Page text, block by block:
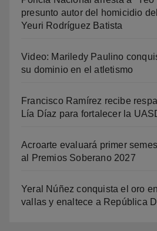
presunto autor del homicidio
Yeuri Rodríguez Batista
Video: Mariledy Paulino
su dominio en el atletismo
Francisco Ramírez recibe
Lía Díaz para fortalecer la
Acroarte evaluará primer
al Premios Soberano 2027
Yeral Núñez conquista el oro
vallas y enaltece a República